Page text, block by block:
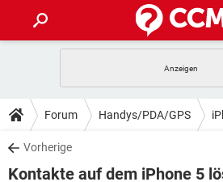
ANDROID IOS
WINDOWS 10
WHATSAPP
TIPPS & TRICKS
SPIELE
DOWNLOADS
SPIELE
Forum Handys/PDA/GPS
Vorherige
Kontakte auf dem iPhone 5